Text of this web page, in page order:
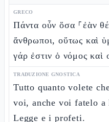
GRECO
Πάντα οὖν ὅσα ⸀ἐὰν
ἄνθρωποι, οὕτως καὶ
γάρ ἐστιν ὁ νόμος καὶ
TRADUZIONE GNOSTICA
Tutto quanto volete
voi, anche voi fatelo
Legge e i profeti.